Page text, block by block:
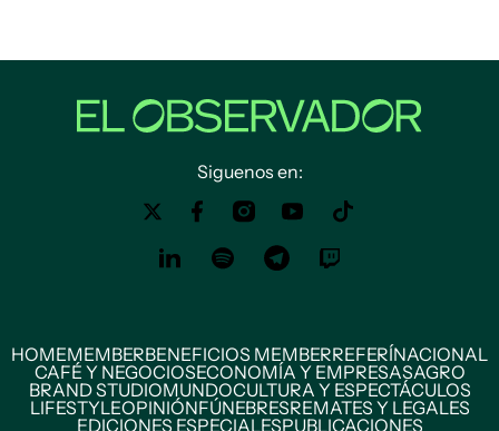
Siguenos en:
HOMEMEMBERBENEFICIOS MEMBERREFERÍNACIONAL
CAFÉ Y NEGOCIOSECONOMÍA Y EMPRESASAGRO
BRAND STUDIOMUNDOCULTURA Y ESPECTÁCULOS
LIFESTYLEOPINIÓNFÚNEBRESREMATES Y LEGALES
EDICIONES ESPECIALESPUBLICACIONES